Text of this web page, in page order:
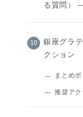
る質問）
銀座グラ
クション
まとめポ
推奨アク